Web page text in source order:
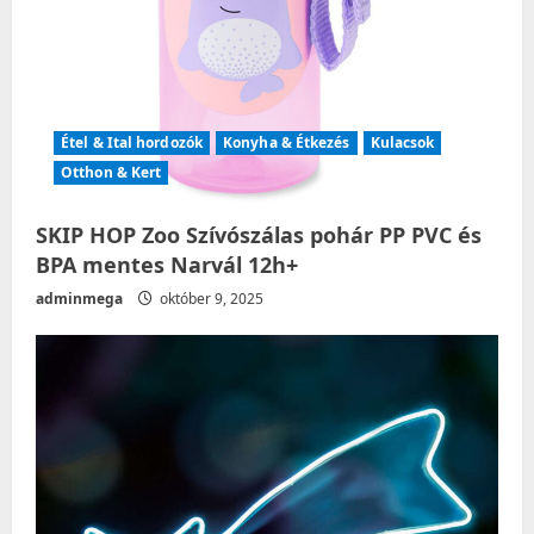
Étel & Ital hordozók Konyha & Étkezés
Kulacsok
Otthon & Kert
SKIP HOP Zoo Szívószálas pohár PP PVC és
BPA mentes Narvál 12h+
adminmega október 9, 2025